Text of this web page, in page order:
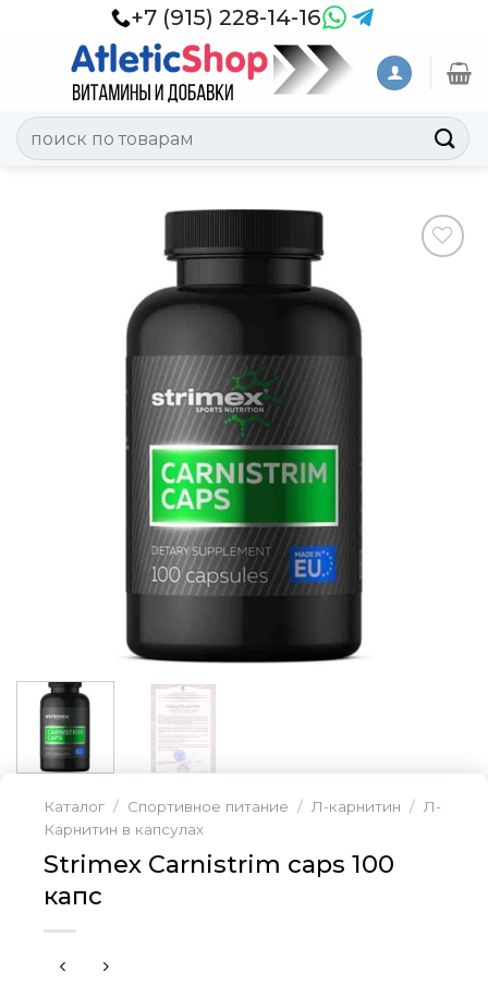
+7 (915) 228-14-16
Искать:
Каталог / Спортивное питание / Л-карнитин / Л-
Карнитин в капсулах
Strimex Carnistrim caps 100
капс